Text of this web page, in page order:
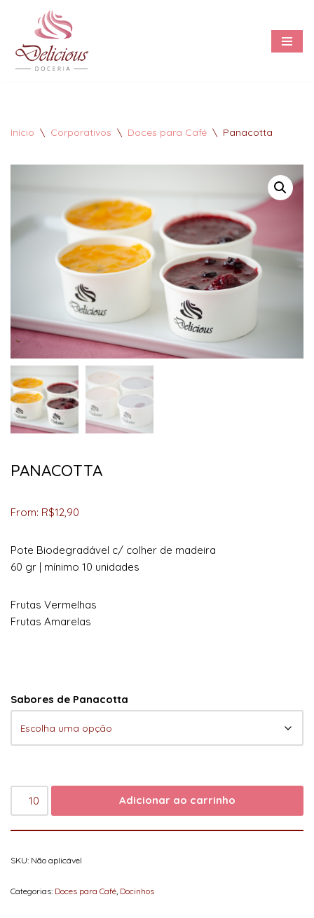
Pular
para
o
Início \ Corporativos \ Doces para Café \ Panacotta
PANACOTTA
From: R$12,90
Pote Biodegradável c/ colher de madeira
60 gr | mínimo 10 unidades
Frutas Vermelhas
Frutas Amarelas
Sabores de Panacotta
Adicionar ao carrinho
SKU: Não aplicável
Categorias: Doces para Café Docinhos